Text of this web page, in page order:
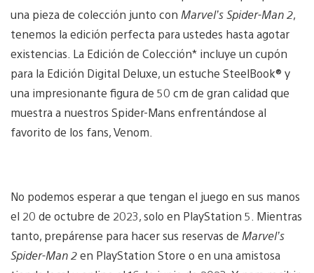
una pieza de colección junto con Marvel’s Spider-Man 2,
tenemos la edición perfecta para ustedes hasta agotar
existencias. La Edición de Colección* incluye un cupón
para la Edición Digital Deluxe, un estuche SteelBook® y
una impresionante figura de 50 cm de gran calidad que
muestra a nuestros Spider-Mans enfrentándose al
favorito de los fans, Venom.
No podemos esperar a que tengan el juego en sus manos
el 20 de octubre de 2023, solo en PlayStation 5. Mientras
tanto, prepárense para hacer sus reservas de Marvel’s
Spider-Man 2en PlayStation Store o en una amistosa